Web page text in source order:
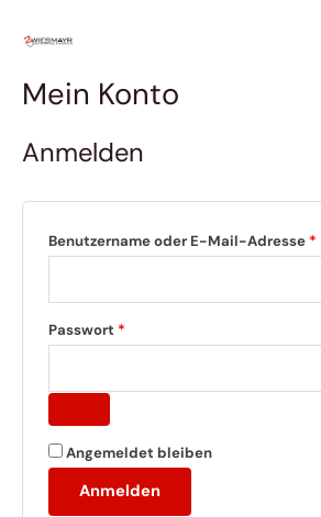
Inhalt
Mein Konto
Anmelden
Benutzername oder E-Mail-Adresse *
Passwort *
Angemeldet bleiben
Anmelden